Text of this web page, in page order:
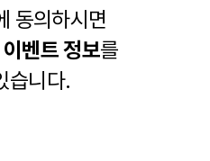
동의하시면
이벤트 정보를
습니다.